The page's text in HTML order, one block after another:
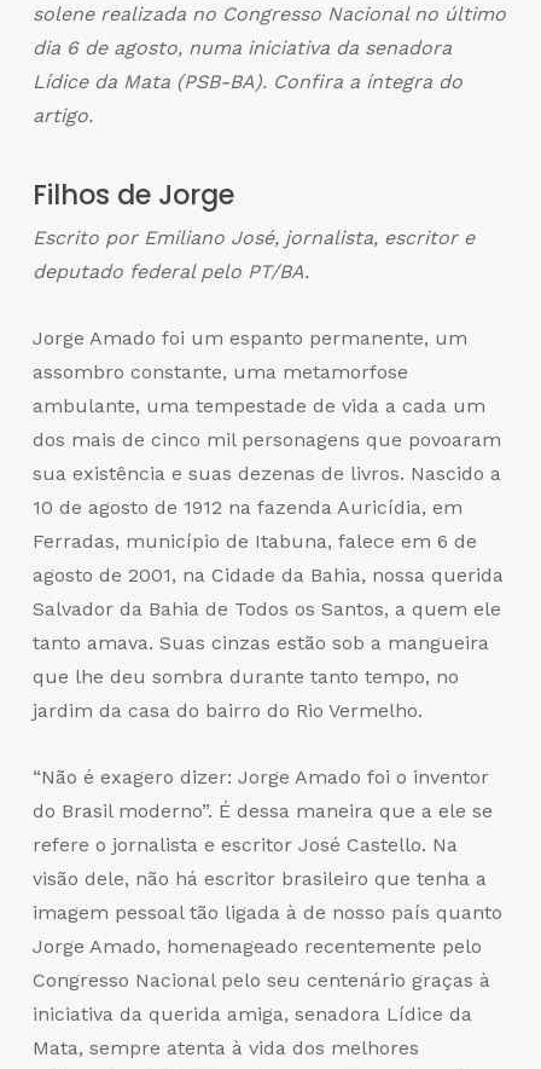
solene realizada no Congresso Nacional no último
dia 6 de agosto, numa iniciativa da senadora
Lídice da Mata (PSB-BA). Confira a íntegra do
artigo.
Filhos de Jorge
Escrito por Emiliano José, jornalista, escritor e
deputado federal pelo PT/BA.
Jorge Amado foi um espanto permanente, um
assombro constante, uma metamorfose
ambulante, uma tempestade de vida a cada um
dos mais de cinco mil personagens que povoaram
sua existência e suas dezenas de livros. Nascido a
10 de agosto de 1912 na fazenda Auricídia, em
Ferradas, município de Itabuna, falece em 6 de
agosto de 2001, na Cidade da Bahia, nossa querida
Salvador da Bahia de Todos os Santos, a quem ele
tanto amava. Suas cinzas estão sob a mangueira
que lhe deu sombra durante tanto tempo, no
jardim da casa do bairro do Rio Vermelho.
“Não é exagero dizer: Jorge Amado foi o inventor
do Brasil moderno”. É dessa maneira que a ele se
refere o jornalista e escritor José Castello. Na
visão dele, não há escritor brasileiro que tenha a
imagem pessoal tão ligada à de nosso país quanto
Jorge Amado, homenageado recentemente pelo
Congresso Nacional pelo seu centenário graças à
iniciativa da querida amiga, senadora Lídice da
Mata, sempre atenta à vida dos melhores